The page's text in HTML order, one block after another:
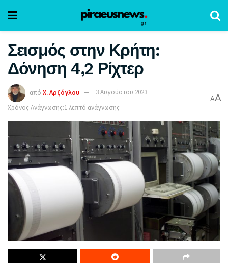
Σεισμός στην Κρήτη:
Δόνηση 4,2 Ρίχτερ
από Χ. Αρζόγλου
3 Αυγούστου 2023
Χρόνος Ανάγνωσης:1 λεπτό ανάγνωσης
AA